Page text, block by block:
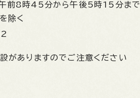
前8時45分から午後5時15分まで
除く
がありますのでご注意ください